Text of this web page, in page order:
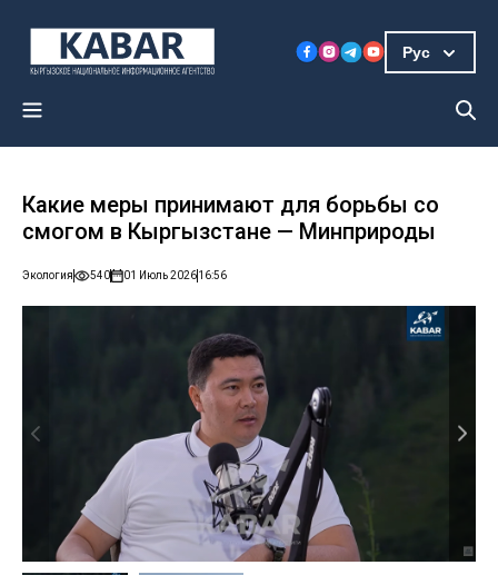
Рус
Какие меры принимают для борьбы со
смогом в Кыргызстане — Минприроды
Экология 540 01 Июль 202616:56